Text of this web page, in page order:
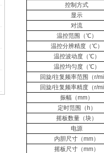
控制方式
显示
对流
温控范围（℃）
温控分辨精度（℃）
温控波动度（℃）
温控均匀度（℃）
回旋/往复频率范围（r/
回旋/往复频率精度（r/
振幅（mm）
定时范围（ h ）
摇板数量（块）
电源
内胆尺寸（mm）
摇板尺寸（mm）